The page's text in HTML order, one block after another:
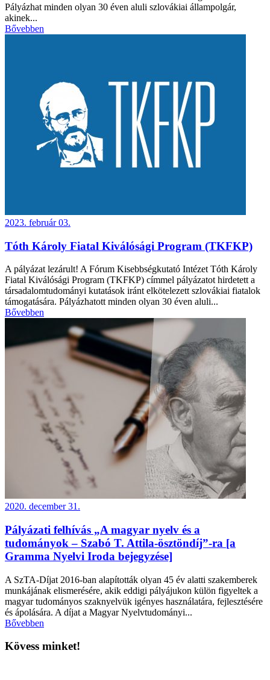
Pályázhat minden olyan 30 éven aluli szlovákiai állampolgár,
akinek...
Bővebben
2023. február 03.
Tóth Károly Fiatal Kiválósági Program (TKFKP)
A pályázat lezárult! A Fórum Kisebbségkutató Intézet Tóth Károly
Fiatal Kiválósági Program (TKFKP) címmel pályázatot hirdetett a
társadalomtudományi kutatások iránt elkötelezett szlovákiai fiatalok
támogatására. Pályázhatott minden olyan 30 éven aluli...
Bővebben
2020. december 31.
Pályázati felhívás „A magyar nyelv és a
tudományok – Szabó T. Attila-ösztöndíj”-ra [a
Gramma Nyelvi Iroda bejegyzése]
A SzTA-Díjat 2016-ban alapították olyan 45 év alatti szakemberek
munkájának elismerésére, akik eddigi pályájukon külön figyeltek a
magyar tudományos szaknyelvük igényes használatára, fejlesztésére
és ápolására. A díjat a Magyar Nyelvtudományi...
Bővebben
Kövess minket!